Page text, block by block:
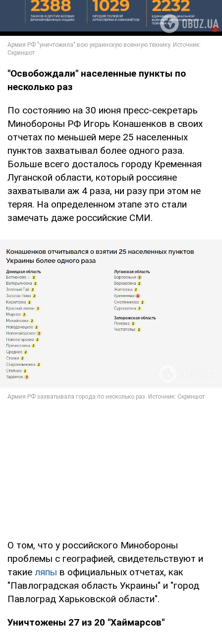
"Освобождали" населенные пункты по
несколько раз
По состоянию на 30 июня пресс-секретарь
Минобороны РФ Игорь Конашенков в своих
отчетах по меньшей мере 25 населенных
пунктов захватывал более одного раза.
Больше всего досталось городу Кременная
Луганской области, который россияне
захватывали аж 4 раза, ни разу при этом не
теряя. На определенном этапе это стали
замечать даже российские СМИ.
О том, что у российского Минобороны
проблемы с географией, свидетельствуют и
такие ляпы в официальных отчетах, как
"Павлоградская область Украины" и "город
Павлоград Харьковской области".
Уничтожены 27 из 20 "Хаймарсов"